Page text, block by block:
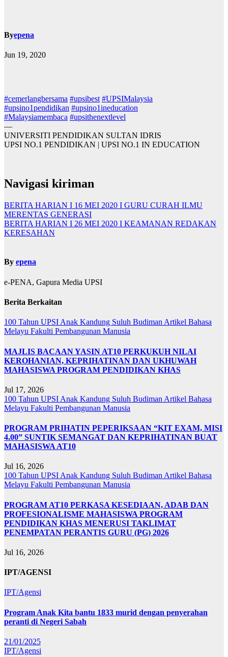
Byepena
Jun 19, 2020
#cemerlangbersama #upsibest #UPSIMalaysia
#upsino1pendidikan #upsino1ineducation
#Malaysiamembaca #upsithenextlevel
—
UNIVERSITI PENDIDIKAN SULTAN IDRIS
UPSI NO.1 PENDIDIKAN | UPSI NO.1 IN EDUCATION
Navigasi kiriman
BERITA HARIAN I 16 MEI 2020 I GURU CURAH ILMU
MERENTAS GENERASI
BERITA HARIAN I 26 MEI 2020 I KEAMANAN REDAKAN
KERESAHAN
By epena
e-PENA, Gapura Media UPSI
Berita Berkaitan
100 Tahun UPSI Anak Kandung Suluh Budiman Artikel Bahasa
Melayu Fakulti Pembangunan Manusia
MAJLIS BACAAN YASIN AT10 PERKUKUH NILAI
KEROHANIAN, KEPRIHATINAN DAN UKHUWAH
MAHASISWA PROGRAM PENDIDIKAN KHAS
Jul 17, 2026
100 Tahun UPSI Anak Kandung Suluh Budiman Artikel Bahasa
Melayu Fakulti Pembangunan Manusia
PROGRAM PRIHATIN PEPERIKSAAN “KIT EXAM, MISI
4.00” SUNTIK SEMANGAT DAN KEPRIHATINAN BUAT
MAHASISWA AT10
Jul 16, 2026
100 Tahun UPSI Anak Kandung Suluh Budiman Artikel Bahasa
Melayu Fakulti Pembangunan Manusia
PROGRAM AT10 PERKASA KESEDIAAN, ADAB DAN
PROFESIONALISME MAHASISWA PROGRAM
PENDIDIKAN KHAS MENERUSI TAKLIMAT
PENEMPATAN PERANTIS GURU (PG) 2026
Jul 16, 2026
IPT/AGENSI
IPT/Agensi
Program Anak Kita bantu 1833 murid dengan penyerahan
peranti di Negeri Sabah
21/01/2025
IPT/Agensi